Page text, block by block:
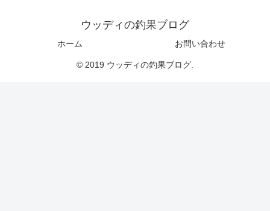
ウッディの釣果ブログ
ホーム お問い合わせ
© 2019 ウッディの釣果ブログ.